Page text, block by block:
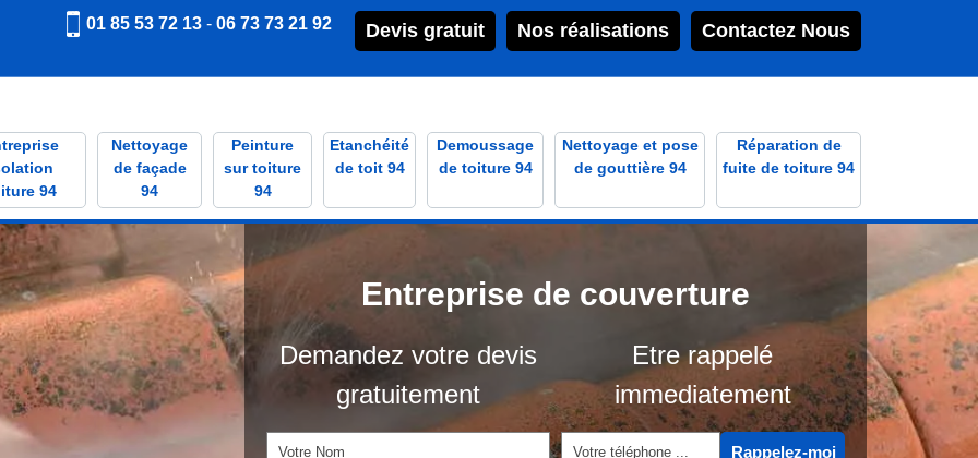
Devis gratuit Nos réalisations Contactez Nous
01 85 53 72 13 - 06 73 73 21 92
94
Nettoyage
de façade
94
Peinture
sur toiture
94
Etanchéité
de toit 94
Demoussage
de toiture 94
Nettoyage et pose
de gouttière 94
Réparation de
fuite de toiture 94
Entreprise de couverture
Demandez votre devis
gratuitement
Etre rappelé
immediatement